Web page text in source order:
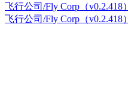
飞行公司/Fly Corp（v0.2.418）
飞行公司/Fly Corp（v0.2.418）